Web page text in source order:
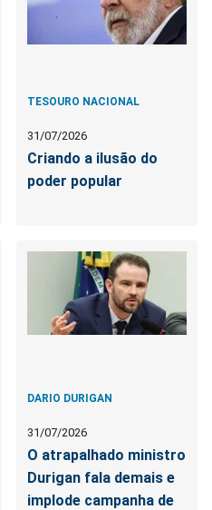
TESOURO NACIONAL
31/07/2026
Criando a ilusão do
poder popular
DARIO DURIGAN
31/07/2026
O atrapalhado ministro
Durigan fala demais e
implode campanha de